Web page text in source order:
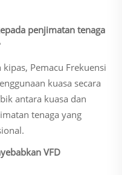
penjimatan tenaga
Pemacu Frekuensi
kuasa secara
antara kuasa dan
tenaga yang
VFD